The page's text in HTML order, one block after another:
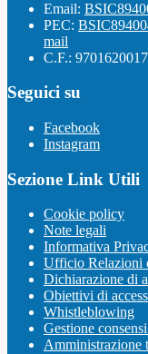
Email:
PEC:
mail
C.F.:
Seguici su
Facebook
Instagram
Sezione Link Utili
Cookie policy
Note legali
Informativa
Ufficio Relazioni
Dichiarazione di
Obiettivi di
Whistleblowing
Gestione
Amministrazione